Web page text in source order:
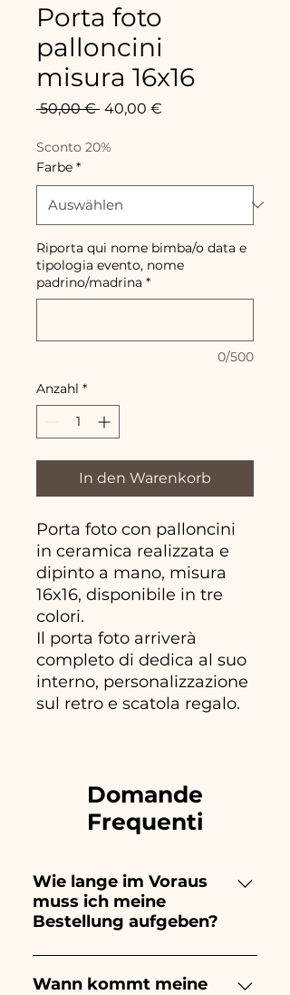
Porta foto
palloncini
misura 16x16
50,00 € Standardpreis
40,00 €
Sconto 20%
Farbe *
Riporta qui nome bimba/o data e
tipologia evento, nome
padrino/madrina *
0/500
Anzahl *
In den Warenkorb
Porta foto con palloncini
in ceramica realizzata e
dipinto a mano, misura
16x16, disponibile in tre
colori.
Il porta foto arriverà
completo di dedica al suo
interno, personalizzazione
sul retro e scatola regalo.
Domande
Frequenti
Wie lange im Voraus
muss ich meine
Bestellung aufgeben?
Ceramiche Ania kreiert und
bemalt vollständig von Hand,
Wann kommt meine